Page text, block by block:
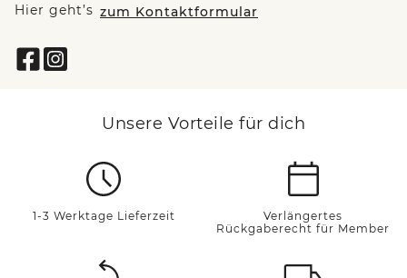
Hier geht’s zum Kontaktformular
Unsere Vorteile für dich
1-3 Werktage Lieferzeit
Verlängertes
Rückgaberecht für Member